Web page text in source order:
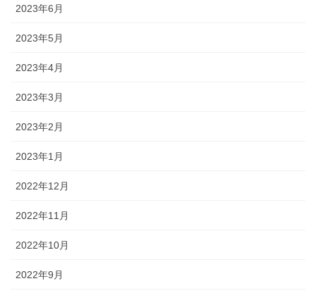
2023年6月
2023年5月
2023年4月
2023年3月
2023年2月
2023年1月
2022年12月
2022年11月
2022年10月
2022年9月